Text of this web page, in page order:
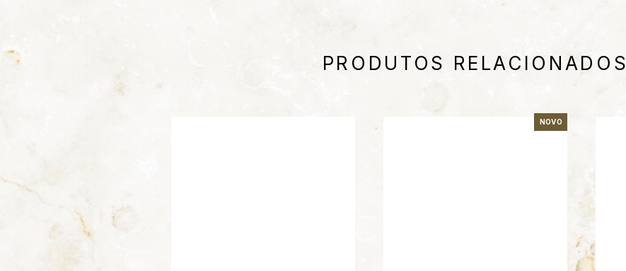
PRODUTOS RELACIONADOS
NOVO